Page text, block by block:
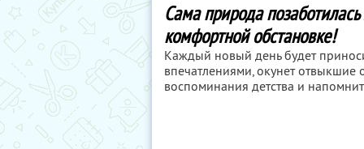
Сама природа
комфортной обстановке!
Каждый новый день будет
впечатлениями, окунет отвыкшие
воспоминания детства и